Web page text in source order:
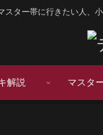
スター帯に行きたい人、
解説 マスタ